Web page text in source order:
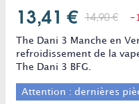
14,90 €
13,41 € -
The Dani 3 Manche en
refroidissement de la
The Dani 3 BFG.
Attention : dernières